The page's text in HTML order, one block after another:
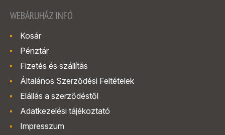
WEBÁRUHÁZ INFÓ
Kosár
Pénztár
Fizetés és szállítás
Általános Szerződési Feltételek
Elállás a szerződéstől
Adatkezelési tájékoztató
Impresszum